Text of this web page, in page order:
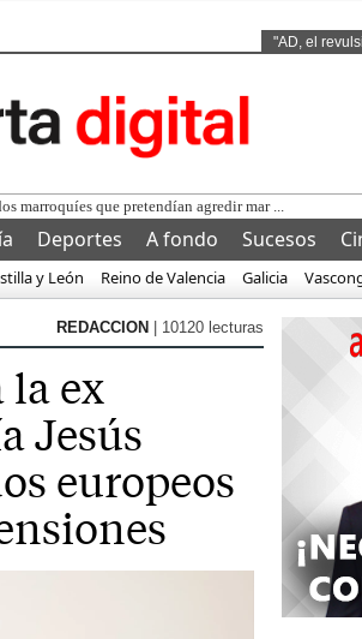
"AD, el
marroquíes que pretendían agredir mar ...
Deportes A fondo Sucesos
y León Reino de Valencia Galicia
REDACCION | 10120 lecturas
ex
Jesús
europeos